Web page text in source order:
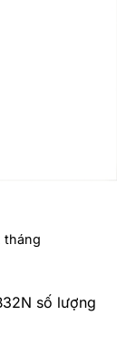
tháng
số lượng